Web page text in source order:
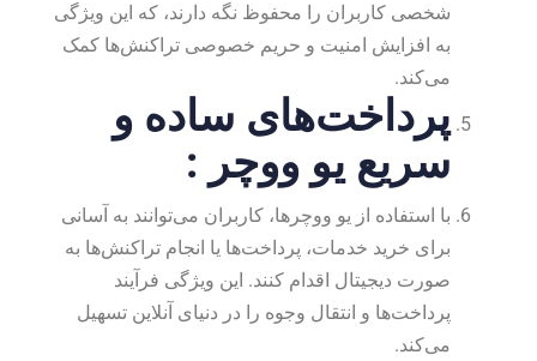
شخصی کاربران را محفوظ نگه دارند، که این ویژگی
به افزایش امنیت و حریم خصوصی تراکنش‌ها کمک
می‌کند.
پرداخت‌های ساده و
سریع یو ووچر :
با استفاده از یو ووچرها، کاربران می‌توانند به آسانی
برای خرید خدمات، پرداخت‌ها یا انجام تراکنش‌ها به
صورت دیجیتال اقدام کنند. این ویژگی فرآیند
پرداخت‌ها و انتقال وجوه را در دنیای آنلاین تسهیل
می‌کند.